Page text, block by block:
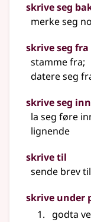
skrive seg
merke seg
skrive seg fra
stamme fra;
datere seg
skrive seg inn
la seg føre
lignende
skrive til
sende brev
skrive under
godta